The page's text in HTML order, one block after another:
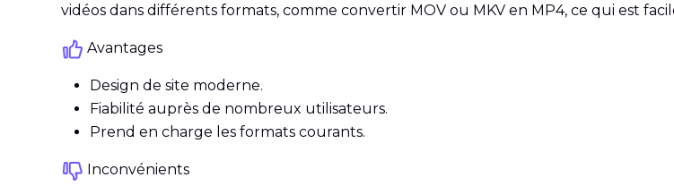
vidéos dans différents formats, comme convertir MOV ou MKV en MP4, ce qui est
Avantages
Design de site moderne.
Fiabilité auprès de nombreux utilisateurs.
Prend en charge les formats courants.
Inconvénients